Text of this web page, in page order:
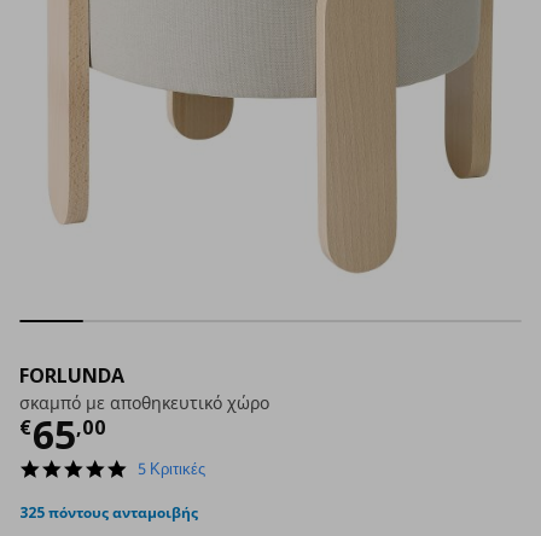
FORLUNDA
σκαμπό με αποθηκευτικό χώρο
€65,00
Τρέχουσα τιμή
5.0
rating
5 Κριτικές
325 πόντους ανταμοιβής